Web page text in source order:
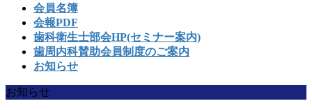
会員名簿
会報PDF
歯科衛生士部会HP(セミナー案内)
歯周内科賛助会員制度のご案内
お知らせ
お知らせ